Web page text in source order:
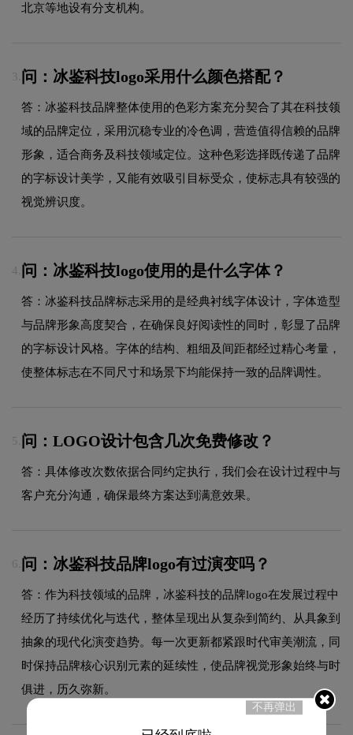
北京等地设有分支机构。
3. 问：冰鉴科技logo采用什么颜色搭配？
答：冰鉴科技品牌整体使用的色彩方案充分契合了其在科技领
域的品牌定位，采用沉稳专业的冷色调，营造值得信赖的品牌
形象，适合商务及科技领域定位。这种色彩选择既传递了品牌
的字标设计美学，又能有效吸引目标受众，使标志具有较强的
视觉辨识度。
4. 问：冰鉴科技logo使用的是什么字体？
答：冰鉴科技品牌标志采用的是经典衬线字体设计，字体造型
与品牌形象高度契合，在确保良好阅读性的同时，彰显了品牌
的字标设计风格。字体的结构、粗细及间距都经过精心考量，
使整体标志在不同尺寸和场景下均能保持一致的品牌调性。
5. 问：LOGO设计包含几次免费修改？
答：具体修改次数依据合同约定执行，我们会在设计过程中与
客户充分沟通，确保最终方案达到满意效果。
6. 问：冰鉴科技品牌logo有过演变吗？
答：作为科技领域的品牌，冰鉴科技的品牌logo在发展过程中
经历了持续优化与迭代，整体呈现出从复杂到简约、从具象到
抽象的现代化演变趋势。每一次更新都紧跟时代审美潮流，同
时保持品牌核心识别元素的延续性，使品牌视觉形象始终与时
俱进，历久弥新。
不再弹出